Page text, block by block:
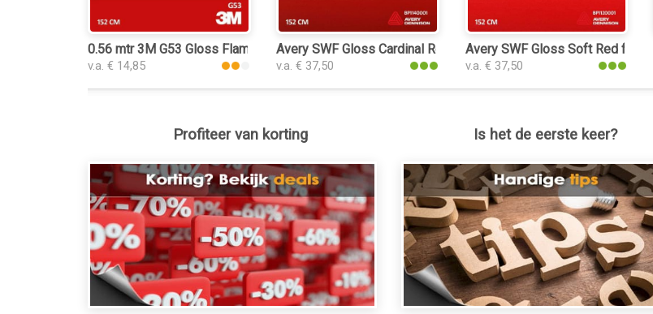
0.56 mtr 3M G53 Gloss Flame Red
v.a. € 14,85
Avery SWF Gloss Cardinal Red folie
v.a. € 37,50
Avery SWF Gloss Soft Red folie
v.a. € 37,50
Profiteer van korting Is het de eerste keer?